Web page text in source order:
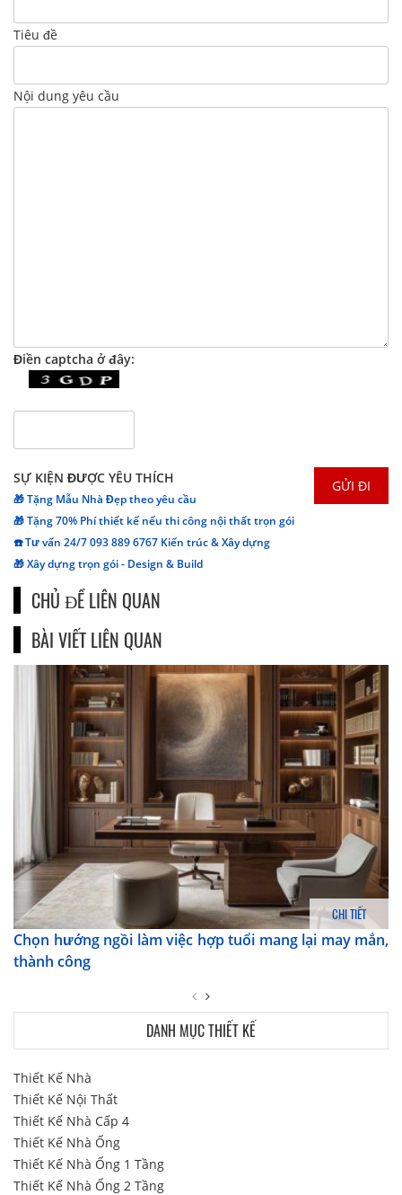
Tiêu đề
Nội dung yêu cầu
Điền captcha ở đây:
SỰ KIỆN ĐƯỢC YÊU THÍCH
🎁 Tặng Mẫu Nhà Đẹp theo yêu cầu
🎁 Tặng 70% Phí thiết kế nếu thi công nội thất trọn gói
☎️ Tư vấn 24/7 093 889 6767 Kiến trúc & Xây dựng
🎁 Xây dựng trọn gói - Design & Build
CHỦ ĐỀ LIÊN QUAN
BÀI VIẾT LIÊN QUAN
CHI TIẾT
Chọn hướng ngồi làm việc hợp tuổi mang lại may mắn,
thành công
DANH MỤC THIẾT KẾ
Thiết Kế Nhà
Thiết Kế Nội Thất
Thiết Kế Nhà Cấp 4
Thiết Kế Nhà Ống
Thiết Kế Nhà Ống 1 Tầng
Thiết Kế Nhà Ống 2 Tầng